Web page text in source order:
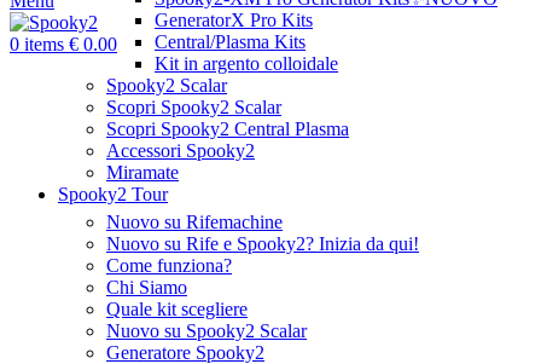
0 items € 0.00
GeneratorX Pro Kits
Central/Plasma Kits
Kit in argento colloidale
Spooky2 Scalar
Scopri Spooky2 Scalar
Scopri Spooky2 Central Plasma
Accessori Spooky2
Miramate
Spooky2 Tour
Nuovo su Rifemachine
Nuovo su Rife e Spooky2? Inizia da qui!
Come funziona?
Chi Siamo
Quale kit scegliere
Nuovo su Spooky2 Scalar
Generatore Spooky2